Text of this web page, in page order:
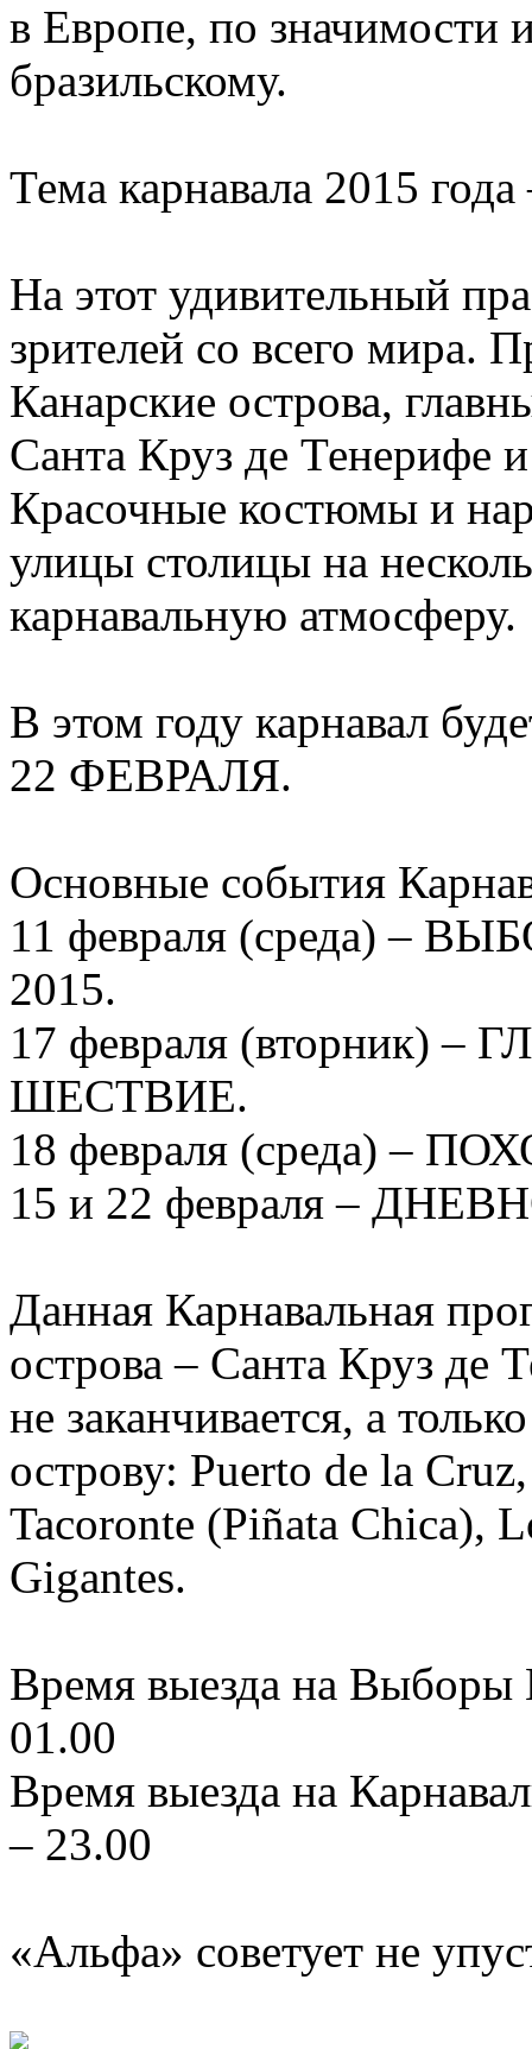
в Европе, по значимости
бразильскому.
Тема карнавала 2015
На этот удивительный
зрителей со всего мира.
Канарские острова,
Санта Круз де Тенерифе
Красочные костюмы и
улицы столицы на
карнавальную атмосферу.
В этом году карнавал
22 ФЕВРАЛЯ.
Основные события
11 февраля (среда) –
2015.
17 февраля (вторник)
ШЕСТВИЕ.
18 февраля (среда) –
15 и 22 февраля –
Данная Карнавальная
острова – Санта Круз де
не заканчивается, а
острову: Puerto de la
Tacoronte (Piñata Chica),
Gigantes.
Время выезда на Выборы
01.00
Время выезда на
– 23.00
«Альфа» советует не